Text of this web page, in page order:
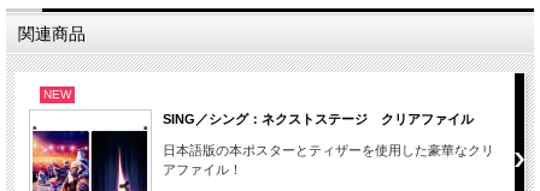
関連商品
NEW
SING／シング：ネクストステージ クリアファイル
日本語版の本ポスターとティザーを使用した豪華なクリ
アファイル！